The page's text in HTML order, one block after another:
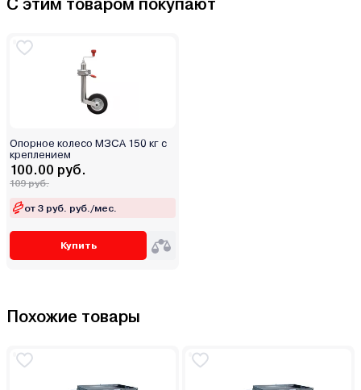
С этим товаром покупают
Опорное колесо МЗСА 150 кг с
креплением
100.00 руб.
109 руб.
от 3 руб. руб./мес.
Купить
Похожие товары